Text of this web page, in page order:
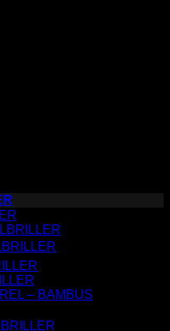
– BAMBUS